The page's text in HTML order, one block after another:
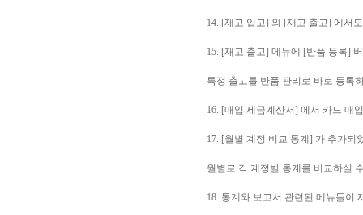
14. [재고 입고] 와 [재고 출고] 에서
15. [재고 출고] 메뉴에 [반품 등록]
특정 출고를 반품 관리로 바로 등록
16. [매입 세금계산서] 에서 카드 매
17. [월별 계정 비교 통계] 가 추가되
월별로 각 계졍벌 통계를 비교하실
18. 통계와 보고서 관련된 메뉴들이